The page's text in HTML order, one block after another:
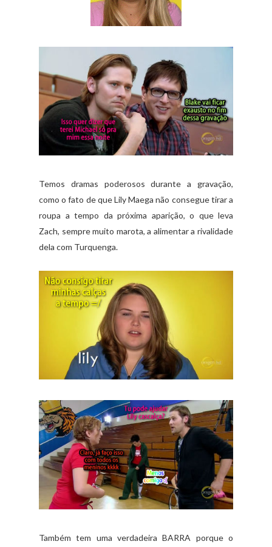
Temos dramas poderosos durante a gravação,
como o fato de que Lily Maega não consegue tirar a
roupa a tempo da próxima aparição, o que leva
Zach, sempre muito marota, a alimentar a rivalidade
dela com Turquenga.
Também tem uma verdadeira BARRA porque o